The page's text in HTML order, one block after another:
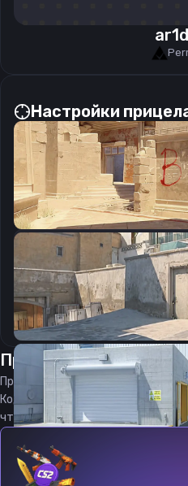
Настройки
CSGO-8nb3d-Et6WE-
Прицеларидонот
Прицел ar1don является
Код прицела
CS 2
чтобы вы могли играть с